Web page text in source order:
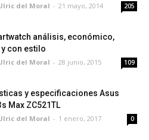
del Moral - 21 mayo, 2014 205
análisis, económico,
con estilo
del Moral - 28 junio, 2015 109
y especificaciones Asus
Max ZC521TL
del Moral - 1 enero, 2017 0